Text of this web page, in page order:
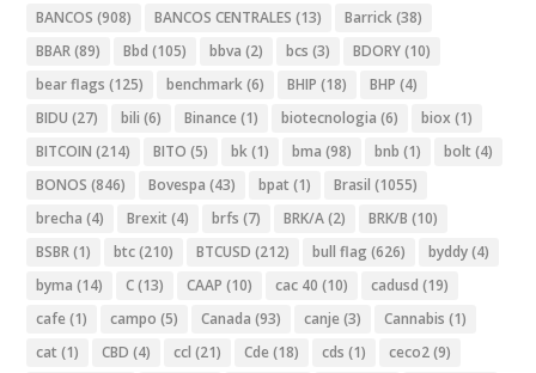
BANCOS (908) BANCOS CENTRALES (13) Barrick(38)
BBAR(89) Bbd (105) bbva (2) bcs (3) BDORY(10)
bear flags (125) benchmark(6) BHIP (18) BHP (4)
BIDU (27) bili (6) Binance (1) biotecnologia (6) biox (1)
BITCOIN (214) BITO (5) bk(1) bma (98) bnb (1) bolt (4)
BONOS (846) Bovespa (43) bpat (1) Brasil (1055)
brecha (4) Brexit (4) brfs (7) BRK/A(2) BRK/B (10)
BSBR(1) btc(210) BTCUSD (212) bull flag (626) byddy(4)
byma (14) C(13) CAAP (10) cac 40 (10) cadusd (19)
cafe (1) campo (5) Canada (93) canje (3) Cannabis (1)
cat (1) CBD (4) ccl (21) Cde (18) cds (1) ceco2(9)